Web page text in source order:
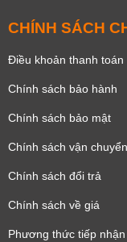
CHÍNH SÁCH
Điều khoản thanh toán
Chính sách bảo hành
Chính sách bảo mật
Chính sách vận chuyển
Chính sách đổi trả
Chính sách về giá
Phương thức tiếp